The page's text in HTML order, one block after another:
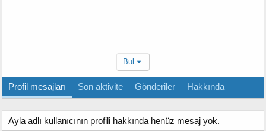
Bul
Profil mesajları Son aktivite Gönderiler Hakkında
Ayla adlı kullanıcının profili hakkında henüz mesaj yok.